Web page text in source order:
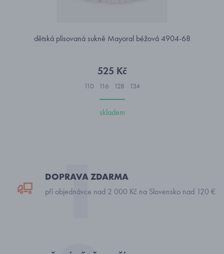
dětská plisovaná sukně Mayoral béžová 4904-68
525 Kč
110 116 128 134
skladem
DOPRAVA ZDARMA
při objednávce nad 2 000 Kč na Slovensko nad 120 €